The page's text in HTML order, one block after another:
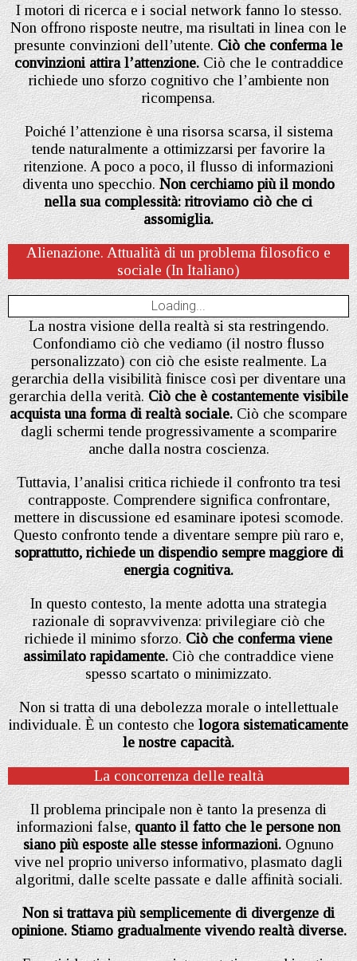
I motori di ricerca e i social network fanno lo stesso.
Non offrono risposte neutre, ma risultati in linea con le
presunte convinzioni dell’utente. Ciò che conferma le
convinzioni attira l’attenzione.Ciò che le contraddice
richiede uno sforzo cognitivo che l’ambiente non
ricompensa.
Poiché l’attenzione è una risorsa scarsa, il sistema
tende naturalmente a ottimizzarsi per favorire la
ritenzione. A poco a poco, il flusso di informazioni
diventa uno specchio. Non cerchiamo più il mondo
nella sua complessità: ritroviamo ciò che ci
assomiglia.
Alienazione. Attualità di un problema filosofico e
sociale (In Italiano)
Loading...
La nostra visione della realtà si sta restringendo.
Confondiamo ciò che vediamo (il nostro flusso
personalizzato) con ciò che esiste realmente. La
gerarchia della visibilità finisce così per diventare una
gerarchia della verità.Ciò che è costantemente visibile
acquista una forma di realtà sociale.Ciò che scompare
dagli schermi tende progressivamente a scomparire
anche dalla nostra coscienza.
Tuttavia, l’analisi critica richiede il confronto tra tesi
contrapposte. Comprendere significa confrontare,
mettere in discussione ed esaminare ipotesi scomode.
Questo confronto tende a diventare sempre più raro e,
soprattutto, richiede un dispendio sempre maggiore di
energia cognitiva.
In questo contesto, la mente adotta una strategia
razionale di sopravvivenza: privilegiare ciò che
richiede il minimo sforzo.Ciò che conferma viene
assimilato rapidamente.Ciò che contraddice viene
spesso scartato o minimizzato.
Non si tratta di una debolezza morale o intellettuale
individuale. È un contesto chelogora sistematicamente
le nostre capacità.
La concorrenza delle realtà
Il problema principale non è tanto la presenza di
informazioni false,quanto il fatto che le persone non
siano più esposte alle stesse informazioni.Ognuno
vive nel proprio universo informativo, plasmato dagli
algoritmi, dalle scelte passate e dalle affinità sociali.
Non si trattava più semplicemente di divergenze di
opinione. Stiamo gradualmente vivendo realtà diverse.